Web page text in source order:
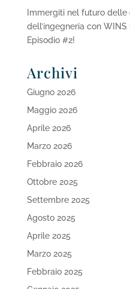
Immergiti nel futuro delle
dell’ingegneria con WINS
Episodio #2!
Archivi
Giugno 2026
Maggio 2026
Aprile 2026
Marzo 2026
Febbraio 2026
Ottobre 2025
Settembre 2025
Agosto 2025
Aprile 2025
Marzo 2025
Febbraio 2025